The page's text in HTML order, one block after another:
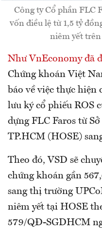
Công ty Cổ phần FLC
vốn điều lệ từ 1,5 tỷ
niêm yết
Như VnEconomy đã
Chứng khoán Việt
báo về việc thực hiện
lưu ký cổ phiếu ROS
dựng FLC Faros từ
TP.HCM (HOSE)
Theo đó, VSD sẽ
chứng khoán gần
sang thị trường
niêm yết tại HOSE
579/QĐ-SGDHCM